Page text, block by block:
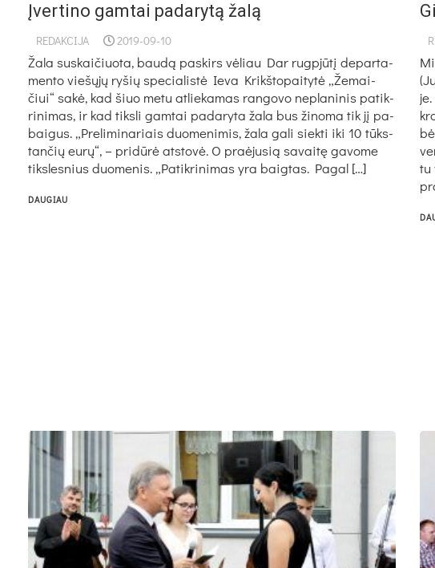
Įvertino gamtai padarytą žalą
REDAKCIJA 2019-09-10
Ža­la su­skai­čiuo­ta, bau­dą pa­skirs vė­liau Dar rugp­jū­tį de­par­ta­
men­to vie­šų­jų ry­šių spe­cia­lis­tė Ie­va Krikš­to­pai­ty­tė „Že­mai­
čiui“ sa­kė, kad šiuo me­tu at­lie­ka­mas ran­go­vo ne­pla­ni­nis pa­tik­
ri­ni­mas, ir kad tiks­li gam­tai pa­da­ry­ta ža­la bus ži­no­ma tik jį pa­
bai­gus. „Pre­li­mi­na­riais duo­me­ni­mis, ža­la ga­li siek­ti iki 10 tūks­
tan­čių eu­rų“, – pri­dū­rė at­sto­vė. O praė­ju­sią sa­vai­tę ga­vo­me
tiks­les­nius duo­me­nis. „Pa­tik­ri­ni­mas yra baig­tas. Pa­gal […]
DAUGIAU
tu